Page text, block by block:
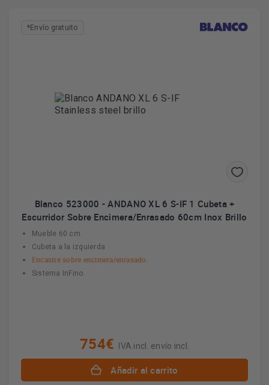
*Envío gratuito
Blanco 523000 - ANDANO XL 6 S-IF 1 Cubeta +
Escurridor Sobre Encimera/Enrasado 60cm Inox Brillo
Mueble 60 cm.
Cubeta a la izquierda
Encastre sobre encimera/enrasado.
Sistema InFino.
754€ IVA incl. envío incl.
Añadir al carrito